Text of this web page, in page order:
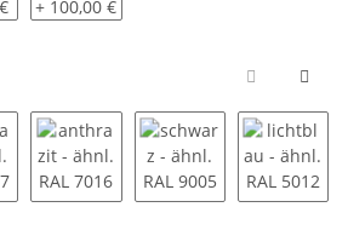
KunststoffStahl, verzinkt
Drehverschlüsse Nirosta - V2A
+ 100,00 €